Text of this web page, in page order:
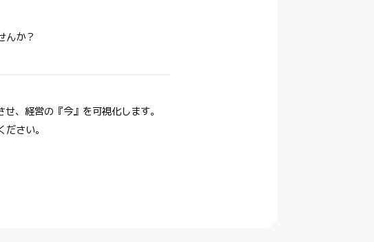
んか？
、経営の『今』を可視化します。
さい。